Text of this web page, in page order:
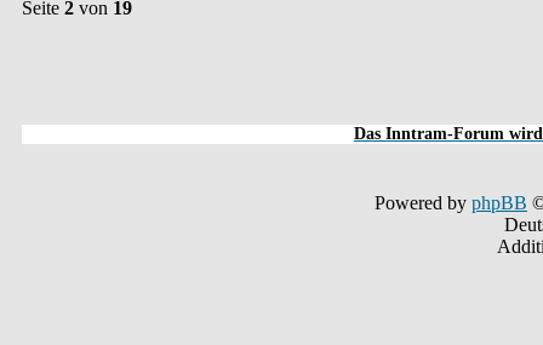
Seite 2 von 19
Das Inntram-Forum wird
Powered by phpBB